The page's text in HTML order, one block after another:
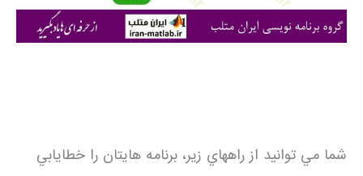
شما مي توانيد از راههاي زير، برنامه هايتان را خطايابي